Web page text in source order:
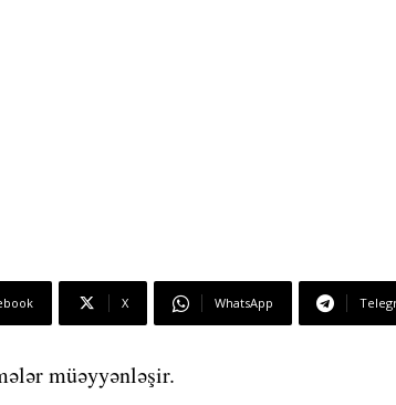
X WhatsApp
müəyyənləşir.